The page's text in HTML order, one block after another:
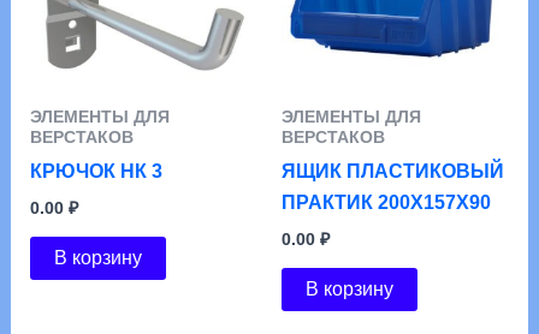
ЭЛЕМЕНТЫ ДЛЯ
ВЕРСТАКОВ
КРЮЧОК НК 3
0.00 ₽
В корзину
ЭЛЕМЕНТЫ ДЛЯ
ВЕРСТАКОВ
ЯЩИК ПЛАСТИКОВЫЙ
ПРАКТИК 200X157X90
0.00 ₽
В корзину